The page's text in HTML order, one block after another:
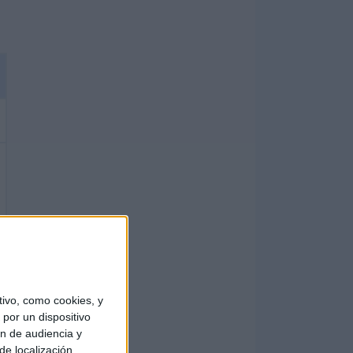
como cookies, y
un dispositivo
de audiencia y
localización